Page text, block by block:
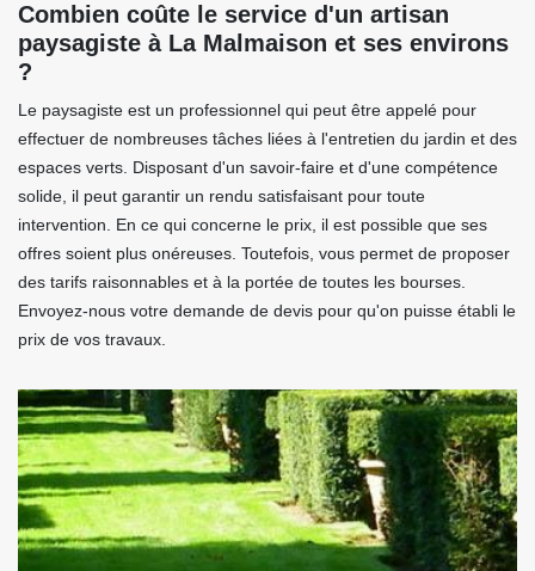
Combien coûte le service d'un artisan
paysagiste à La Malmaison et ses environs
?
Le paysagiste est un professionnel qui peut être appelé pour
effectuer de nombreuses tâches liées à l'entretien du jardin et des
espaces verts. Disposant d'un savoir-faire et d'une compétence
solide, il peut garantir un rendu satisfaisant pour toute
intervention. En ce qui concerne le prix, il est possible que ses
offres soient plus onéreuses. Toutefois, vous permet de proposer
des tarifs raisonnables et à la portée de toutes les bourses.
Envoyez-nous votre demande de devis pour qu'on puisse établi le
prix de vos travaux.